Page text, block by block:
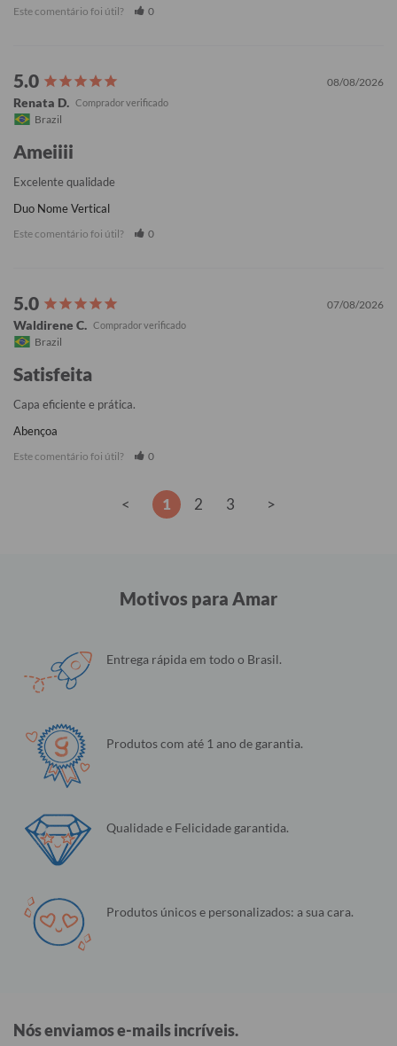
Este comentário foi útil? 0
08/08/2026
Renata D.
Brazil
Ameiiii
Excelente qualidade
Duo Nome Vertical
Este comentário foi útil? 0
07/08/2026
Waldirene C.
Brazil
Satisfeita
Capa eficiente e prática.
Abençoa
Este comentário foi útil? 0
< 1 2 3 >
Motivos para Amar
Entrega rápida em todo o Brasil.
Produtos com até 1 ano de garantia.
Qualidade e Felicidade garantida.
Produtos únicos e personalizados: a sua cara.
Nós enviamos e-mails incríveis.